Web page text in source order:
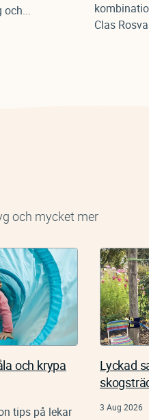
och...
Clas
och mycket mer
och krypa
tips på lekar
Lyckad
3 Aug 2026